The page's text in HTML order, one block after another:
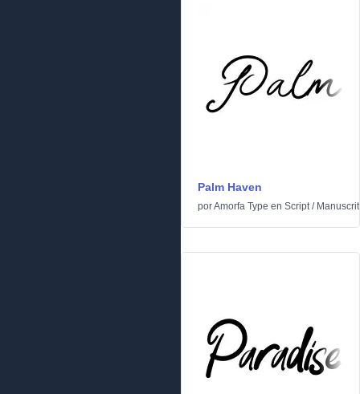
Palm Haven
porAmorfa Type en Script/